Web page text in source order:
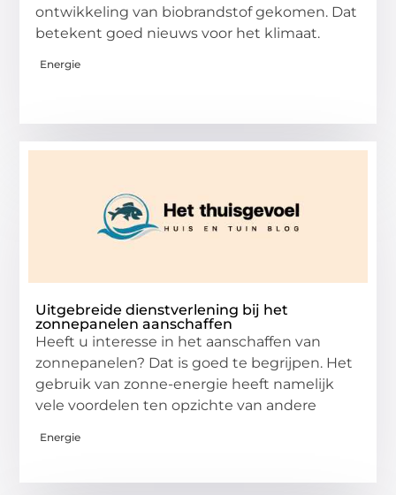
ontwikkeling van biobrandstof gekomen. Dat
betekent goed nieuws voor het klimaat.
Energie
Uitgebreide dienstverlening bij het
zonnepanelen aanschaffen
Heeft u interesse in het aanschaffen van
zonnepanelen? Dat is goed te begrijpen. Het
gebruik van zonne-energie heeft namelijk
vele voordelen ten opzichte van andere
Energie